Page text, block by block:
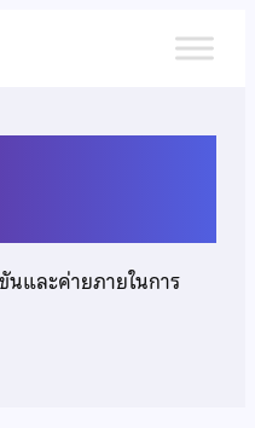
นและค่ายภายในการ